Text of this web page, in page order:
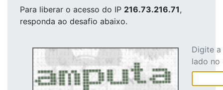
Para liberar o acesso do IP 216.73.216.71,
responda ao desafio abaixo.
Digite
lado no